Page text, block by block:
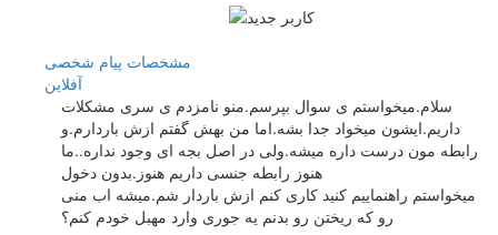
مشخصات پیام شخصی
آفلاين
سلام.میخواستم ی سوال بپرسم.منو نامزدم ی سری مشکلات
داریم.ایشون میخواد جدا بشه.اما من بهش گفتم ازش باردارم.و
رابطه مون درست داره میشه.ولی در اصل بجه ای وجود نداره..ما
هنوز رابطه جنسی داریم هنوز.بدون دخول
میخواستم راهنماییم کنید کاری کنم ازش باردار شم.میشه اب منی
رو که ریختن رو بدنم یه جوری وارد مهبل خودم کنم؟